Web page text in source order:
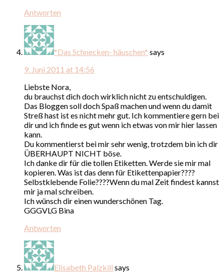
Antworten
*Das Schnecken- häuschen* says
9. Juni 2011 at 14:56
Liebste Nora,
du brauchst dich doch wirklich nicht zu entschuldigen.
Das Bloggen soll doch Spaß machen und wenn du damit
Streß hast ist es nicht mehr gut. Ich kommentiere gern bei
dir und ich finde es gut wenn ich etwas von mir hier lassen
kann.
Du kommentierst bei mir sehr wenig, trotzdem bin ich dir
ÜBERHAUPT NICHT böse.
Ich danke dir für die tollen Etiketten. Werde sie mir mal
kopieren. Was ist das denn für Etikettenpapier????
Selbstklebende Folie????Wenn du mal Zeit findest kannst
mir ja mal schreiben.
Ich wünsch dir einen wunderschönen Tag.
GGGVLG Bina
Antworten
Elisabeth Palzkill says